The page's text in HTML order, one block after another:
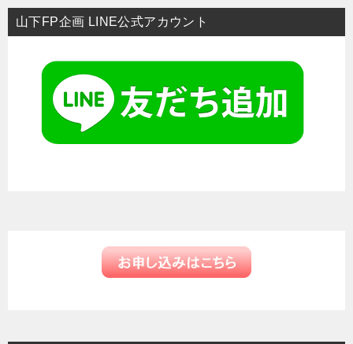
山下FP企画 LINE公式アカウント